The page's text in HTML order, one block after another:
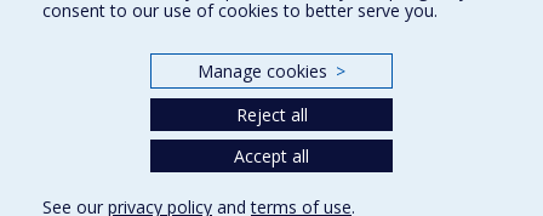
consent to our use of cookies to better serve you.
Manage cookies >
Reject all
Accept all
See our privacy policy andterms of use.